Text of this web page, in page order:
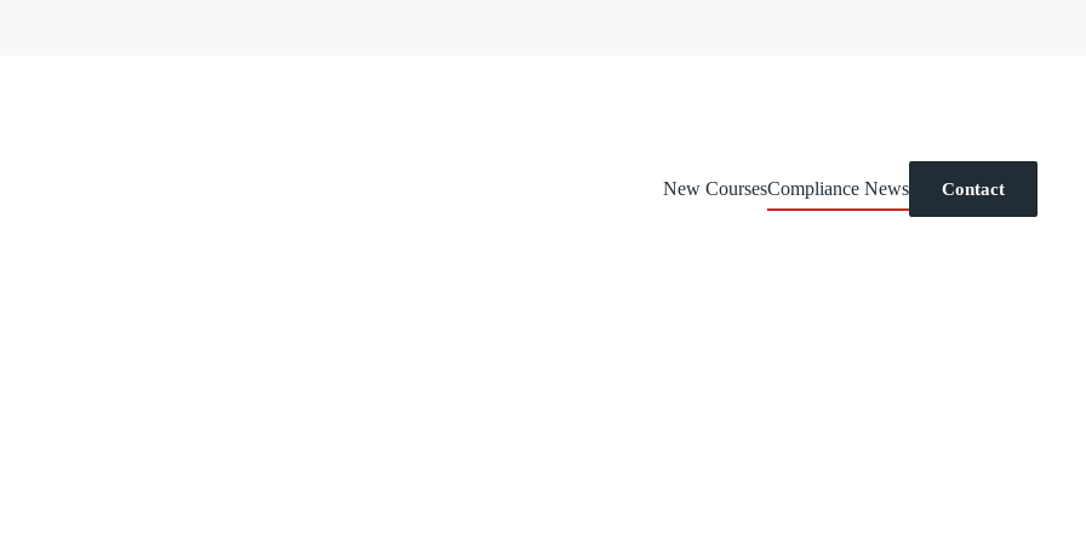
New CoursesCompliance News Contact